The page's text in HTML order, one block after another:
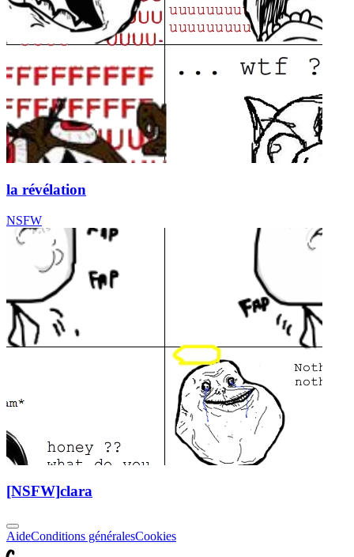
la révélation
NSFW
[NSFW]clara
AideConditions généralesCookies